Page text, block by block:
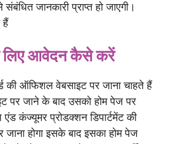
जानकारी प्राप्त हो जाएगी।
हैं
लिए आवेदन कैसे करें
की ऑफिशल वेबसाइट पर जाना चाहते हैं
पर जाने के बाद उसको होम पेज पर
कंज्यूमर प्रोडक्शन डिपार्टमेंट की
होगा इसके बाद इसका होम पेज